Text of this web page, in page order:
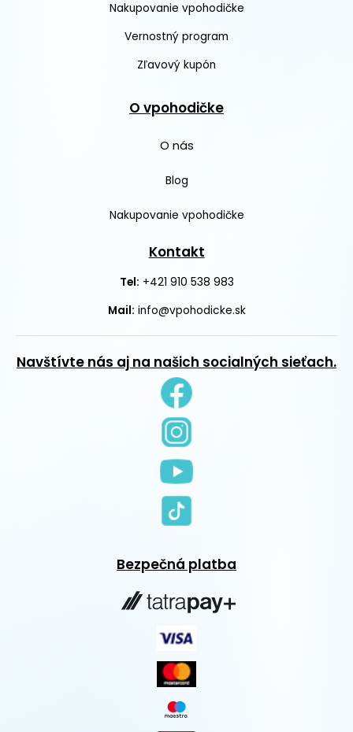
Nakupovanie vpohodičke
Vernostný program
Zľavový kupón
O vpohodičke
O nás
Blog
Nakupovanie vpohodičke
Kontakt
Tel: +421 910 538 983
Mail: info@vpohodicke.sk
Navštívte nás aj na našich socialných sieťach.
Bezpečná platba